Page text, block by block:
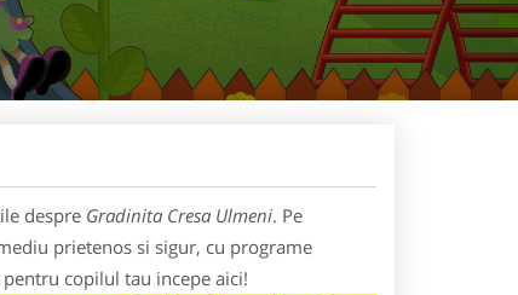
despre Gradinita Cresa Ulmeni. Pe
prietenos si sigur, cu programe
copilul tau incepe aici!